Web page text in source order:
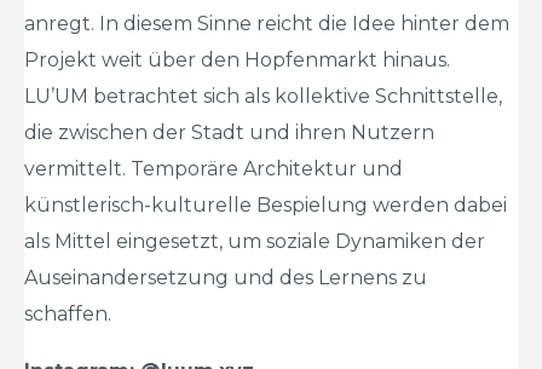
anregt. In diesem Sinne reicht die Idee hinter dem
Projekt weit über den Hopfenmarkt hinaus.
LU’UM betrachtet sich als kollektive Schnittstelle,
die zwischen der Stadt und ihren Nutzern
vermittelt. Temporäre Architektur und
künstlerisch-kulturelle Bespielung werden dabei
als Mittel eingesetzt, um soziale Dynamiken der
Auseinandersetzung und des Lernens zu
schaffen.